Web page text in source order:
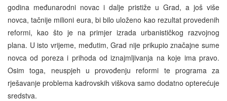
godina međunarodni novac i dalje pristiže u Grad, a još više
novca, tačnije milioni eura, bi bilo uloženo kao rezultat provedenih
reformi, kao što je na primjer izrada urbanističkog razvojnog
plana. U isto vrijeme, međutim, Grad nije prikupio značajne sume
novca od poreza i prihoda od iznajmljivanja na koje ima pravo.
Osim toga, neuspjeh u provođenju reformi te programa za
rješavanje problema kadrovskih viškova samo dodatno opterećuje
sredstva.